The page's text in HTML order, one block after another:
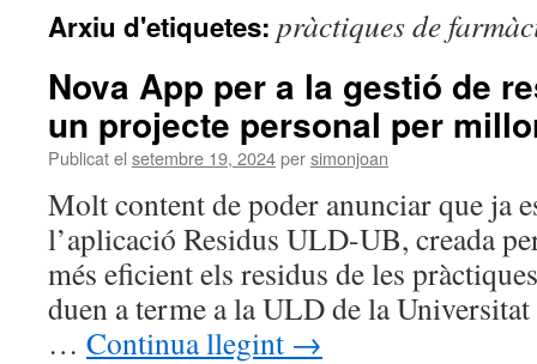
Arxiu d'etiquetes: pràctiques de
Nova App per a la gestió de
un projecte personal per
Publicat el setembre 19, 2024persimonjoan
Molt content de poder anunciar que ja
l’aplicació Residus ULD-UB, creada
més eficient els residus de les
duen a terme a la ULD de la
… Continua llegint →